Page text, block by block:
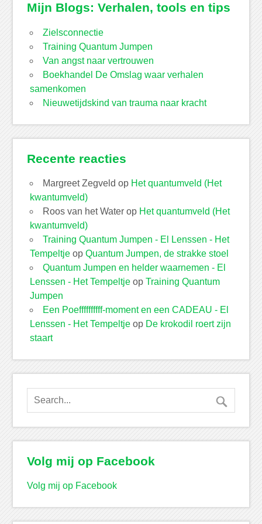
Mijn Blogs: Verhalen, tools en tips
Zielsconnectie
Training Quantum Jumpen
Van angst naar vertrouwen
Boekhandel De Omslag waar verhalen
samenkomen
Nieuwetijdskind van trauma naar kracht
Recente reacties
Margreet Zegveld op Het quantumveld (Het
kwantumveld)
Roos van het Waterop Het quantumveld (Het
kwantumveld)
Training Quantum Jumpen - El Lenssen - Het
Tempeltjeop Quantum Jumpen, de strakke stoel
Quantum Jumpen en helder waarnemen - El
Lenssen - Het Tempeltjeop Training Quantum
Jumpen
Een Poeffffffffff-moment en een CADEAU - El
Lenssen - Het Tempeltjeop De krokodil roert zijn
staart
Volg mij op Facebook
Volg mij op Facebook